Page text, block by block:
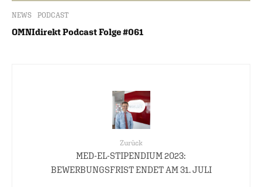
NEWS PODCAST
OMNIdirekt Podcast Folge #061
Zurück
MED-EL-STIPENDIUM 2023:
BEWERBUNGSFRIST ENDET AM 31. JULI